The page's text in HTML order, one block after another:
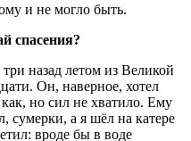
и не могло быть.
спасения?
назад летом из Великой
Он, наверное, хотел
но сил не хватило. Ему
сумерки, а я шёл на катере
вроде бы в воде